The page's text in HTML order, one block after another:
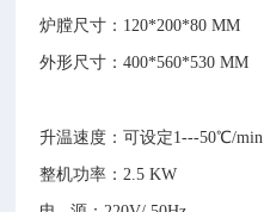
炉膛尺寸：120*200*80 MM
外形尺寸：400*560*530 MM
升温速度：可设定1---50℃/min
整机功率：2.5 KW